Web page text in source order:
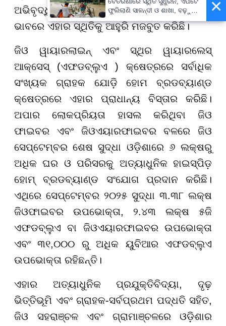
ଅଭିବୃଦ୍ଧିଶୀଳ ଡିଜିଟାଲ୍ ସେବା ପ୍ରଦାନକାରୀ
ଭାବରେ ଏହାର ସ୍ଥିତିକୁ ଆହୁରି ମଜବୁତ କରିଛି।
ଜିଓ ୱାୟାରଲାଇନ୍ ଏବଂ ସ୍ଥିର ୱାୟାରଲେସ୍
ଆକ୍ସେସ୍ (ଏଫଡବ୍ଲୁଏ ) କ୍ଷେତ୍ରରେ ସର୍ବାଧିକ
ସଂଖ୍ୟକ ଗ୍ରାହକ ଯୋଡ଼ି ହୋମ ବ୍ରଡବ୍ୟାଣ୍ଡ
କ୍ଷେତ୍ରରେ ଏହାର ପ୍ରାଧାନ୍ୟ ବିସ୍ତାର କରିଛି।
ଅପାର ଲୋକପ୍ରିୟତା ହାସଲ କରିଥିବା ଜିଓ
ଫାଇବର ଏବଂ ଜିଓଏୟାରଫାଇବର ବଳରେ ଜିଓ
ସେପ୍ଟେମ୍ବର ଶେଷ ସୁଦ୍ଧା ଓଡ଼ିଶାରେ ୬ ଲକ୍ଷରୁ
ଅଧିକ ଘର ଓ ପରିସରକୁ ଅତ୍ୟାଧୁନିକ ହାଇସ୍ପିଡ଼
ହୋମ୍ ବ୍ରଡବ୍ୟାଣ୍ଡ ସଂଯୋଗ ପ୍ରଦାନ କରିଛି।
ଏଥିରେ ସେପ୍ଟେମ୍ବର ୨୦୨୫ ସୁଦ୍ଧା ୩.୩୮ ଲକ୍ଷ
ଜିଓଫାଇବର ଉପଭୋକ୍ତା, ୨.୪୩ ଲକ୍ଷ ୫ଜି
ଏଫଡବ୍ଲୁଏ ବା ଜିଓଏୟାରଫାଇବର ଉପଭୋକ୍ତା
ଏବଂ ୩୧,୦୦୦ ରୁ ଅଧିକ ୟୁବିଆର ଏଫଡବ୍ଲୁଏ
ଉପଭୋକ୍ତା ରହିଛନ୍ତି।
ଏହାର ଅତ୍ୟାଧୁନିକ ପ୍ରଯୁକ୍ତିବିଦ୍ୟା,ଦୃଢ଼
ଭିତ୍ତିଭୂମି ଏବଂ ଗ୍ରାହକ-ସର୍ବପ୍ରଥମ ପଦ୍ଧତି ସହିତ,
ଜିଓ ସହରାଞ୍ଚଳ ଏବଂ ଗ୍ରାମାଞ୍ଚଳରେ ଓଡ଼ିଶାର
×
ଫୁଲିଲାଣି ସାଳନ୍ଦୀ ଓ ଶାଖା, ବଢ଼ୁଛି
ବନ୍ୟା ଭୟ